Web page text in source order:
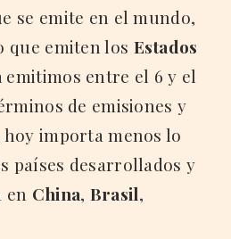
se emite en el mundo,
que emiten los Estados
emitimos entre el 6 y el
de emisiones y
importa menos lo
países desarrollados y
en China, Brasil,